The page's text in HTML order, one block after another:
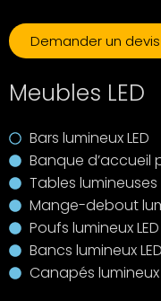
Demander un devis
Meubles LED
Bars lumineux LED
Banque d’accueil
Tables lumineuses
Mange-debout
Poufs lumineux LED
Bancs lumineux LED
Canapés lumineux